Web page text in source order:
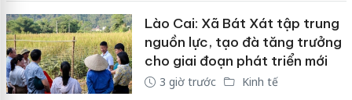
Lào Cai: Xã Bát Xát tập trung
nguồn lực, tạo đà tăng trưởng
cho giai đoạn phát triển mới
3 giờ trước Kinh tế